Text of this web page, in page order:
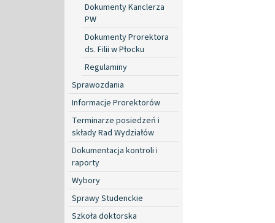
Dokumenty Kanclerza
PW
Dokumenty Prorektora
ds. Filii w Płocku
Regulaminy
Sprawozdania
Informacje Prorektorów
Terminarze posiedzeń i
składy Rad Wydziałów
Dokumentacja kontroli i
raporty
Wybory
Sprawy Studenckie
Szkoła doktorska